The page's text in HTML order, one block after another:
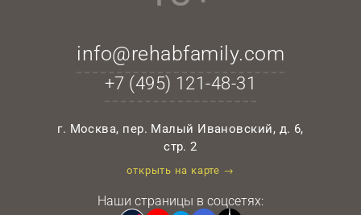
info@rehabfamily.com
+7 (495) 121-48-31
г. Москва, пер. Малый Ивановский, д. 6,
стр. 2
открыть на карте →
Наши страницы в соцсетях: